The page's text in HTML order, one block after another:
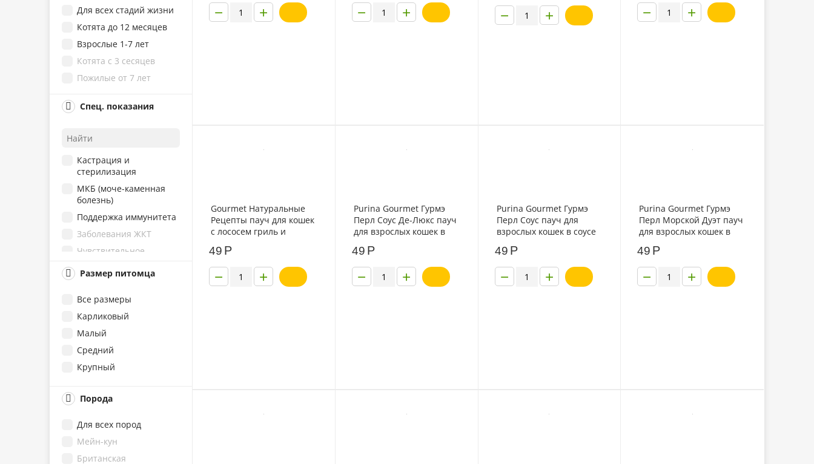
Морской язык
Мясное ассорти
Сибас
Тунец Кацуо
Тунец Магуро
Индейка
Цыпленок
Говядина
Треска
Форель
Овощи
Мясо
Кролик
Телятина
Дичь
Креветки
Ассорти
Горох
Кальмар
Для всех стадий жизни
Котята до 12 месяцев
Взрослые 1-7 лет
Котята с 3 сесяцев
Пожилые от 7 лет
Спец. показания
Кастрация и
стерилизация
МКБ (моче-каменная
болезнь)
Поддержка иммунитета
Заболевания ЖКТ
Чувствительное
Заболевания почек
Беременность и
лактация
Опорно-двигательный
аппарат
Избыточный вес
Выведение комочков
Для улучшения окраса
Период восстановления
Рост и развитие
Размер питомца
Все размеры
Карликовый
Малый
Средний
Крупный
Порода
Для всех пород
Мейн-кун
Британская
+
− +
− +
− +
−
Gourmet Натуральные
Рецепты пауч для кошек
с лососем гриль и
49 Р
+
−
Purina Gourmet Гурмэ
Перл Соус Де-Люкс пауч
для взрослых кошек в
49 Р
+
−
Purina Gourmet Гурмэ
Перл Соус пауч для
взрослых кошек в соусе
49 Р
+
−
Purina Gourmet Гурмэ
Перл Морской Дуэт пауч
для взрослых кошек в
лососем 75г
49 Р
+
−